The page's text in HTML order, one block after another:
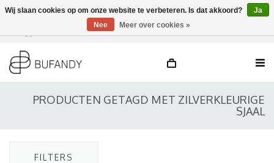
DE / EN
PRODUCTEN GETAGD MET ZILVERKLEURIGE
SJAAL
FILTERS
Wij slaan cookies op om onze website te verbeteren. Is dat akkoord?
Ja
Nee
Meer over cookies »